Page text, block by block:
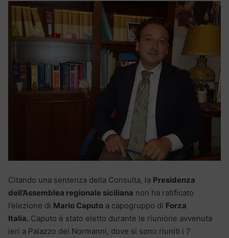
Citando una sentenza della Consulta, la Presidenza
dell’Assemblea regionale siciliana non ha ratificato
l’elezione di Mario Caputo a capogruppo di Forza
Italia. Caputo è stato eletto durante le riunione avvenuta
ieri a Palazzo dei Normanni, dove si sono riuniti i 7